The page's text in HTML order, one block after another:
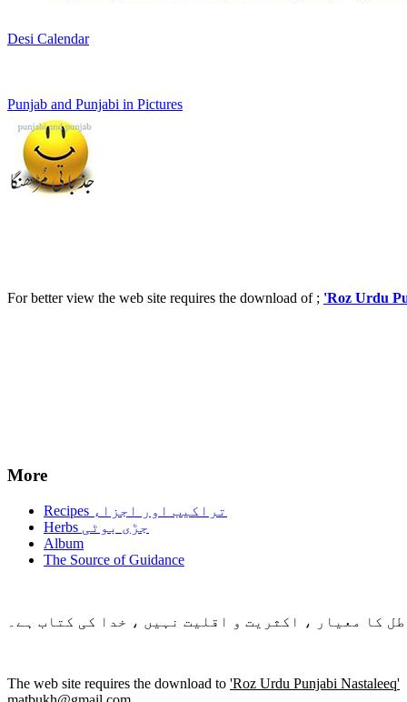
Desi Calendar
Punjab and Punjabi in Pictures
For better view the web site requires the download of ; 'Roz Urdu
More
Recipes تراکیب اور اجزاء
Herbs جڑی بوٹی
Album
The Source of Guidance
کا معیار ، اکثریت و اقلیت نہیں ، خدا کی کتاب ہے۔
The web site requires the download to 'Roz Urdu Punjabi Nastaleeq'